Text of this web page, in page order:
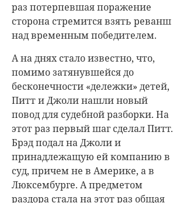
раз потерпевшая поражение
сторона стремится взять реванш
над временным победителем.
А на днях стало известно, что,
помимо затянувшейся до
бесконечности «дележки» детей,
Питт и Джоли нашли новый
повод для судебной разборки. На
этот раз первый шаг сделал Питт.
Брэд подал на Джоли и
принадлежащую ей компанию в
суд, причем не в Америке, а в
Люксембурге. А предметом
раздора стала на этот раз общая